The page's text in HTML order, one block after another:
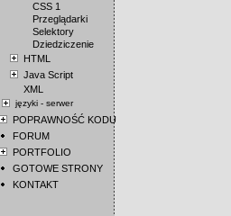
CSS 1
Przeglądarki
Selektory
Dziedziczenie
HTML
Java Script
XML
języki - serwer
POPRAWNOŚĆ KODU
FORUM
PORTFOLIO
GOTOWE STRONY
KONTAKT